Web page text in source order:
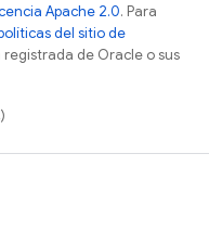
Apache 2.0. Para
del sitio de
registrada de Oracle o sus